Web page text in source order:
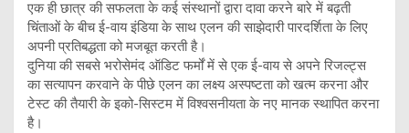
एक ही छात्र की सफलता के कई संस्थानों द्वारा दावा करने बारे में बढ़ती
चिंताओं के बीच ई-वाय इंडिया के साथ एलन की साझेदारी पारदर्शिता के लिए
अपनी प्रतिबद्धता को मजबूत करती है।
दुनिया की सबसे भरोसेमंद ऑडिट फर्मों में से एक ई-वाय से अपने रिजल्ट्स
का सत्यापन करवाने के पीछे एलन का लक्ष्य अस्पष्टता को खत्म करना और
टेस्ट की तैयारी के इको-सिस्टम में विश्वसनीयता के नए मानक स्थापित करना
है।